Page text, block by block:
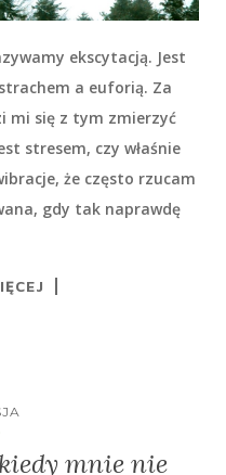
ekscytacją. Jest
a euforią. Za
mi się z tym zmierzyć
stresem, czy właśnie
że często rzucam
gdy tak naprawdę
mnie nie